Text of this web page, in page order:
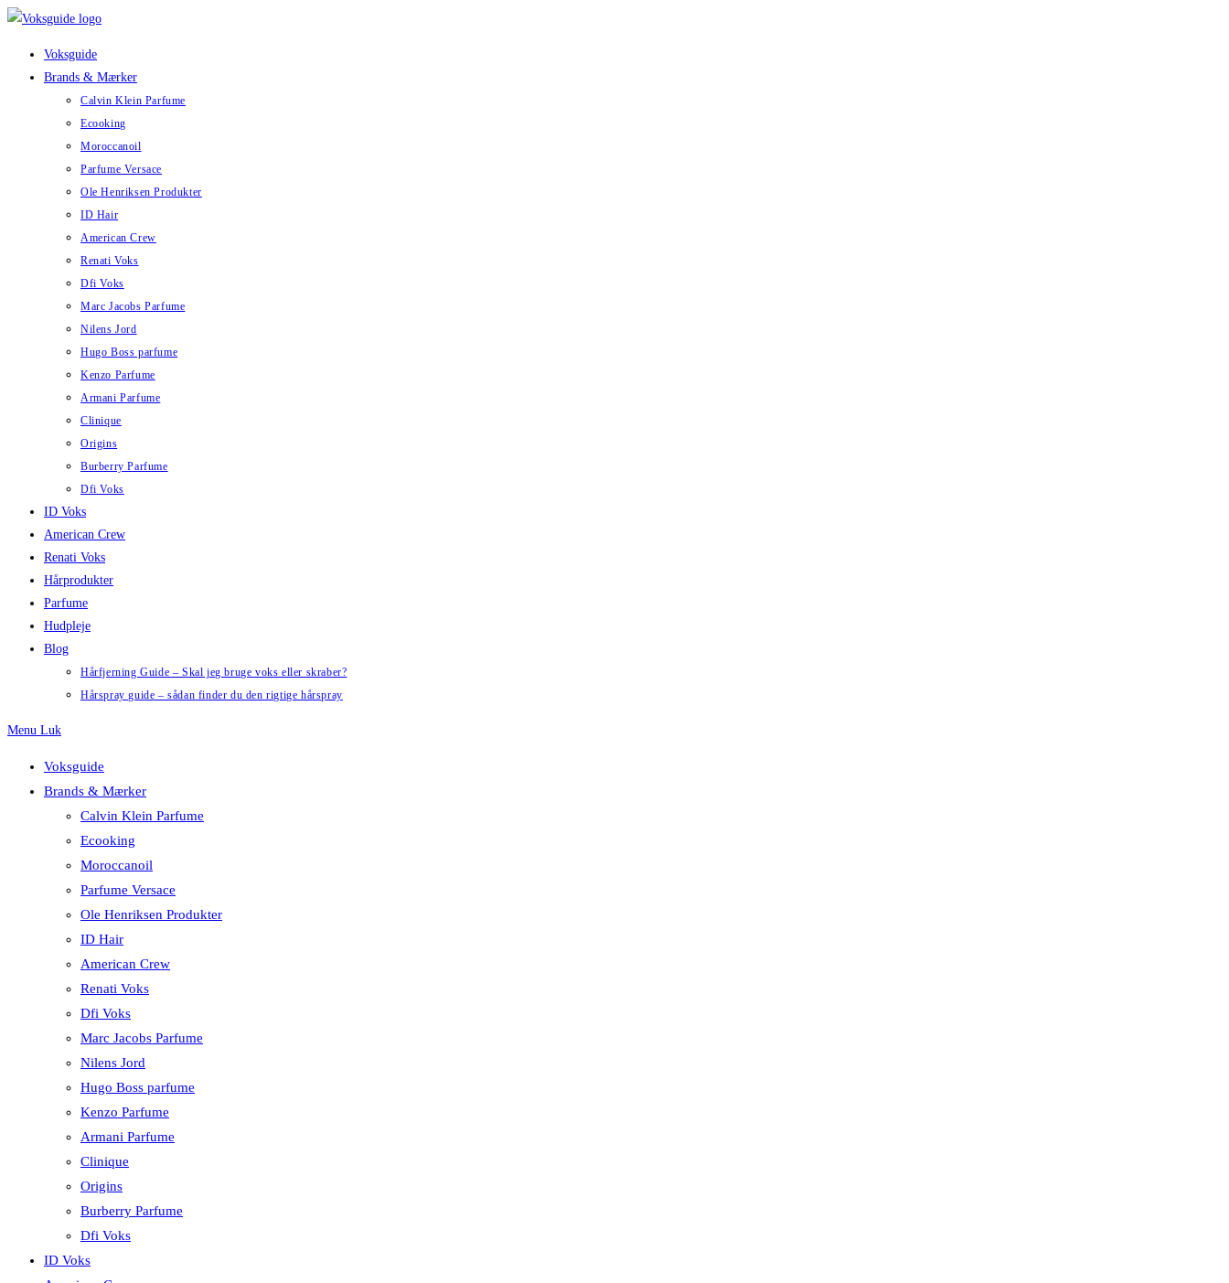
Skip
Voksguide
Brands & Mærker
Calvin Klein Parfume
Ecooking
Moroccanoil
Parfume Versace
Ole Henriksen Produkter
ID Hair
American Crew
Renati Voks
Dfi Voks
Marc Jacobs Parfume
Nilens Jord
Hugo Boss parfume
Kenzo Parfume
Armani Parfume
Clinique
Origins
Burberry Parfume
Dfi Voks
ID Voks
American Crew
Renati Voks
Hårprodukter
Parfume
Hudpleje
Blog
Hårfjerning Guide – Skal jeg bruge voks eller skraber?
Hårspray guide – sådan finder du den rigtige hårspray
Menu Luk
Voksguide
Brands & Mærker
Calvin Klein Parfume
Ecooking
Moroccanoil
Parfume Versace
Ole Henriksen Produkter
ID Hair
American Crew
Renati Voks
Dfi Voks
Marc Jacobs Parfume
Nilens Jord
Hugo Boss parfume
Kenzo Parfume
Armani Parfume
Clinique
Origins
Burberry Parfume
Dfi Voks
ID Voks